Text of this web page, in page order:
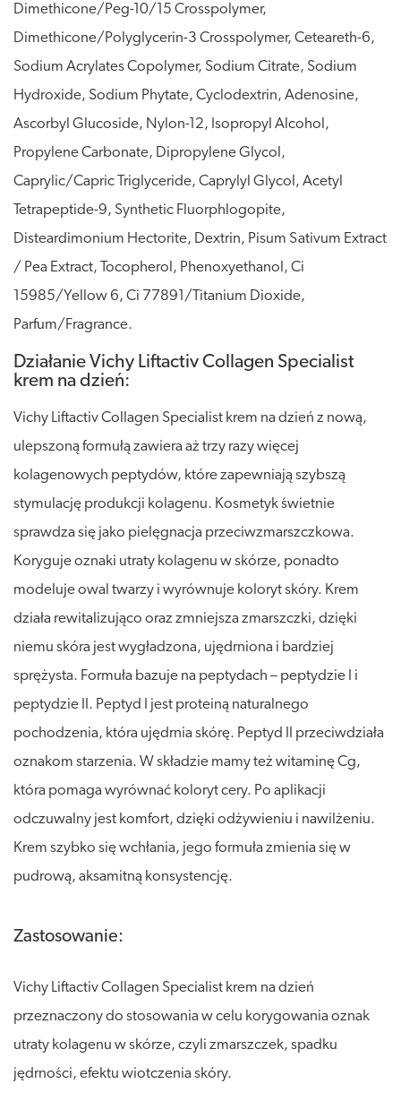
Dimethicone/Peg-10/15 Crosspolymer,
Dimethicone/Polyglycerin-3 Crosspolymer, Ceteareth-6,
Sodium Acrylates Copolymer, Sodium Citrate, Sodium
Hydroxide, Sodium Phytate, Cyclodextrin, Adenosine,
Ascorbyl Glucoside, Nylon-12, Isopropyl Alcohol,
Propylene Carbonate, Dipropylene Glycol,
Caprylic/Capric Triglyceride, Caprylyl Glycol, Acetyl
Tetrapeptide-9, Synthetic Fluorphlogopite,
Disteardimonium Hectorite, Dextrin, Pisum Sativum Extract
/ Pea Extract, Tocopherol, Phenoxyethanol, Ci
15985/Yellow 6, Ci 77891/Titanium Dioxide,
Parfum/Fragrance.
Działanie Vichy Liftactiv Collagen Specialist
krem na dzień:
Vichy Liftactiv Collagen Specialist krem na dzień z nową,
ulepszoną formułą zawiera aż trzy razy więcej
kolagenowych peptydów, które zapewniają szybszą
stymulację produkcji kolagenu. Kosmetyk świetnie
sprawdza się jako pielęgnacja przeciwzmarszczkowa.
Koryguje oznaki utraty kolagenu w skórze, ponadto
modeluje owal twarzy i wyrównuje koloryt skóry. Krem
działa rewitalizująco oraz zmniejsza zmarszczki, dzięki
niemu skóra jest wygładzona, ujędrniona i bardziej
sprężysta. Formuła bazuje na peptydach – peptydzie I i
peptydzie II. Peptyd I jest proteiną naturalnego
pochodzenia, która ujędrnia skórę. Peptyd II przeciwdziała
oznakom starzenia. W składzie mamy też witaminę Cg,
która pomaga wyrównać koloryt cery. Po aplikacji
odczuwalny jest komfort, dzięki odżywieniu i nawilżeniu.
Krem szybko się wchłania, jego formuła zmienia się w
pudrową, aksamitną konsystencję.
Zastosowanie:
Vichy Liftactiv Collagen Specialist krem na dzień
przeznaczony do stosowania w celu korygowania oznak
utraty kolagenu w skórze, czyli zmarszczek, spadku
jędrności, efektu wiotczenia skóry.